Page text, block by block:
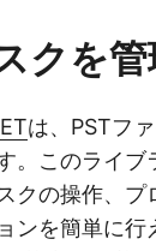
クを管
は、PSTフ
。このライ
クの操作、
ンを簡単に